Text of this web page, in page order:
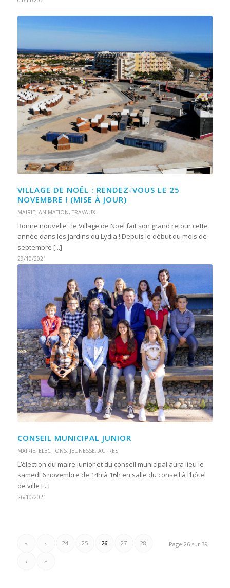
VILLAGE DE NOËL : RENDEZ-VOUS LE 25
NOVEMBRE ! (MISE À JOUR)
MAIRIE, ANIMATION, TRAVAUX
Bonne nouvelle : le Village de Noël fait son grand retour cette
année dans les jardins du Lydia ! Depuis le début du mois de
septembre [...]
29/10/2021
CONSEIL MUNICIPAL JUNIOR
MAIRIE, ELECTIONS, JEUNESSE, AUTRES
L’élection du maire junior et du conseil municipal aura lieu le
samedi 6 novembre de 14h à 16h en salle du conseil à l’hôtel
de ville [...]
26/10/2021
Page 26 sur 39
« ‹ 24 25 26 27 28
› »